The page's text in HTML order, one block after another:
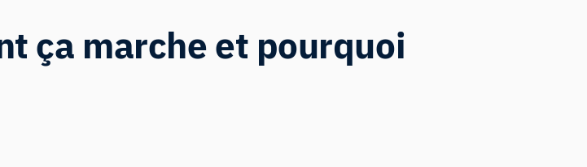
ça marche et pourquoi